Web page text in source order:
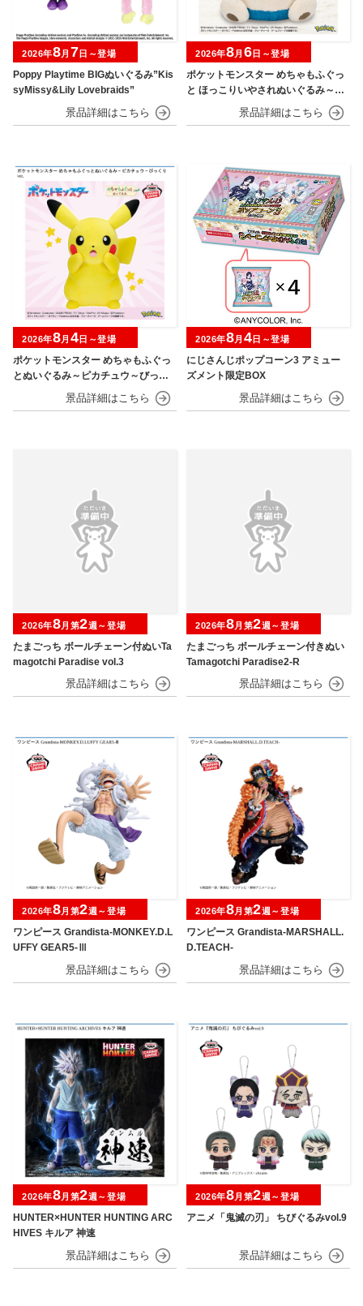
Poppy Playtime BIGぬいぐるみ”Kis
syMissy&Lily Lovebraids”
2026年8月 7日～登場
ポケットモンスター めちゃもふぐっ
と ほっこりいやされぬいぐるみ～カ
2026年8月 6日～登場
ポケットモンスター めちゃもふぐっ
とぬいぐるみ～ピカチュウ～びっく
2026年8月 4 日～登場
にじさんじポップコーン3 アミュー
ズメント限定BOX
2026年8月 4 日～登場
たまごっち ボールチェーン付ぬいTa
magotchi Paradise vol.3
2026年8月第2週～登場
たまごっち ボールチェーン付きぬい
Tamagotchi Paradise2-R
2026年8月第2週～登場
ワンピース Grandista-MONKEY.D.L
UFFY GEAR5-Ⅲ
2026年8月第2週～登場
ワンピース Grandista-MARSHALL.
D.TEACH-
2026年8月第2週～登場
HUNTER×HUNTER HUNTING ARC
HIVES キルア 神速
2026年8月第2週～登場
アニメ「鬼滅の刃」 ちびぐるみvol.9
2026年8月第2週～登場